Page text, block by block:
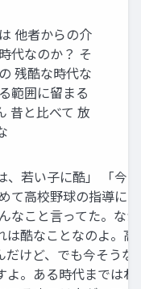
他者からの介
代なのか？ そ
残酷な時代な
範囲に留まる
昔と比べて 放
、若い子に酷」 「今
て高校野球の指導に
なこと言ってた。な
は酷なことなのよ。
だけど、でも今そう
よ。ある時代までは